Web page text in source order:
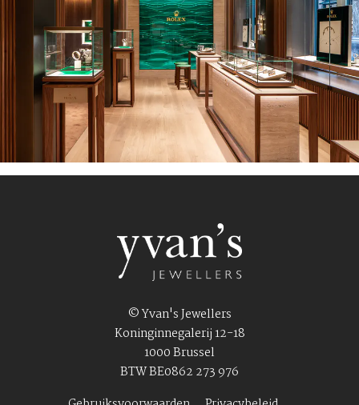
© Yvan's Jewellers
Koninginnegalerij 12-18
1000 Brussel
BTW BE0862 273 976